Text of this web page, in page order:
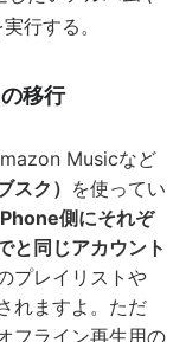
行する。
移行
Musicなど
スク） を使ってい
側にそれぞ
と同じアカウント
プレイリストや
れますよ。ただ
フライン再生用の